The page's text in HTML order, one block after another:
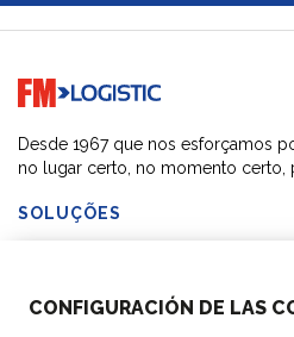
CONFIGURACIÓN DE LAS
Go to home page
Desde 1967 que nos esforçamos
no lugar certo, no momento certo,
SOLUÇÕES